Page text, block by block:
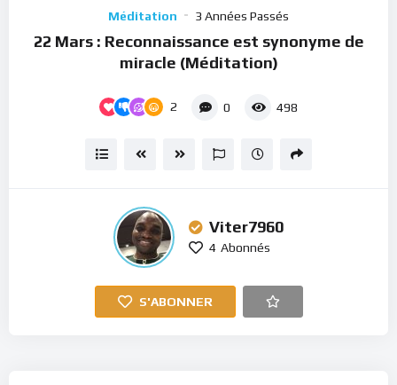
Méditation 3 Années Passés
22 Mars : Reconnaissance est synonyme de
miracle (Méditation)
2 0 498
Viter7960
4 Abonnés
S'ABONNER